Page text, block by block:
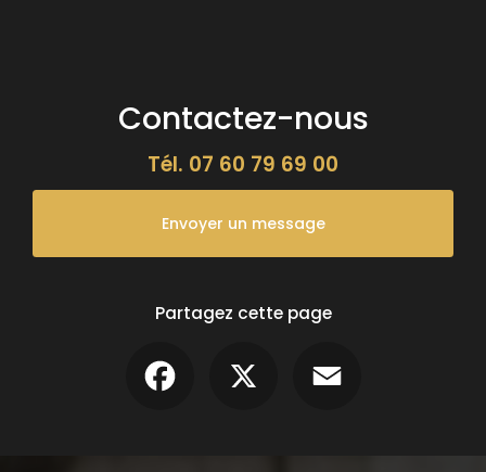
Contactez-nous
Tél. 07 60 79 69 00
Envoyer un message
Partagez cette page